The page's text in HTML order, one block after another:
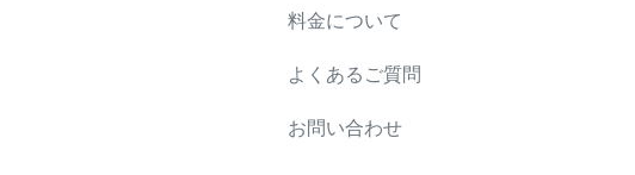
料金について
よくあるご質問
お問い合わせ